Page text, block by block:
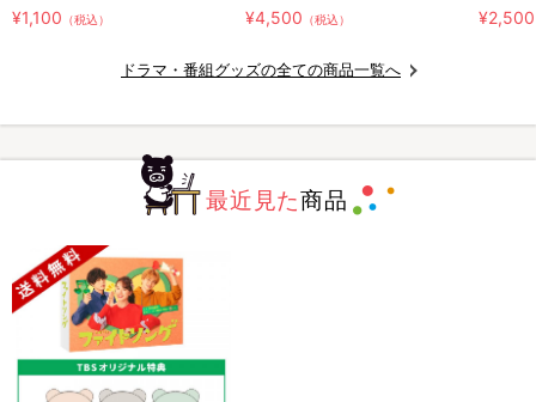
¥1,100 （税込） ¥4,500 （税込） ¥2,500
ドラマ・番組グッズの全ての商品一覧へ
最近見た商品